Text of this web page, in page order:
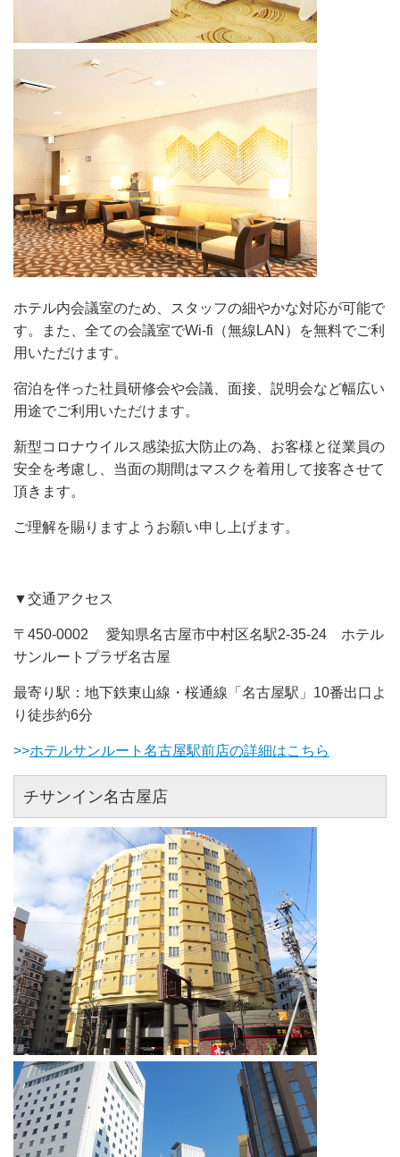
ホテル内会議室のため、スタッフの細やかな対応が可能で
す。また、全ての会議室でWi-fi（無線LAN）を無料でご利
用いただけます。
宿泊を伴った社員研修会や会議、面接、説明会など幅広い
用途でご利用いただけます。
新型コロナウイルス感染拡大防止の為、お客様と従業員の
安全を考慮し、当面の期間はマスクを着用して接客させて
頂きます。
ご理解を賜りますようお願い申し上げます。
▼交通アクセス
〒450-0002 愛知県名古屋市中村区名駅2-35-24 ホテル
サンルートプラザ名古屋
最寄り駅：地下鉄東山線・桜通線「名古屋駅」10番出口よ
り徒歩約6分
>>ホテルサンルート名古屋駅前店の詳細はこちら
チサンイン名古屋店